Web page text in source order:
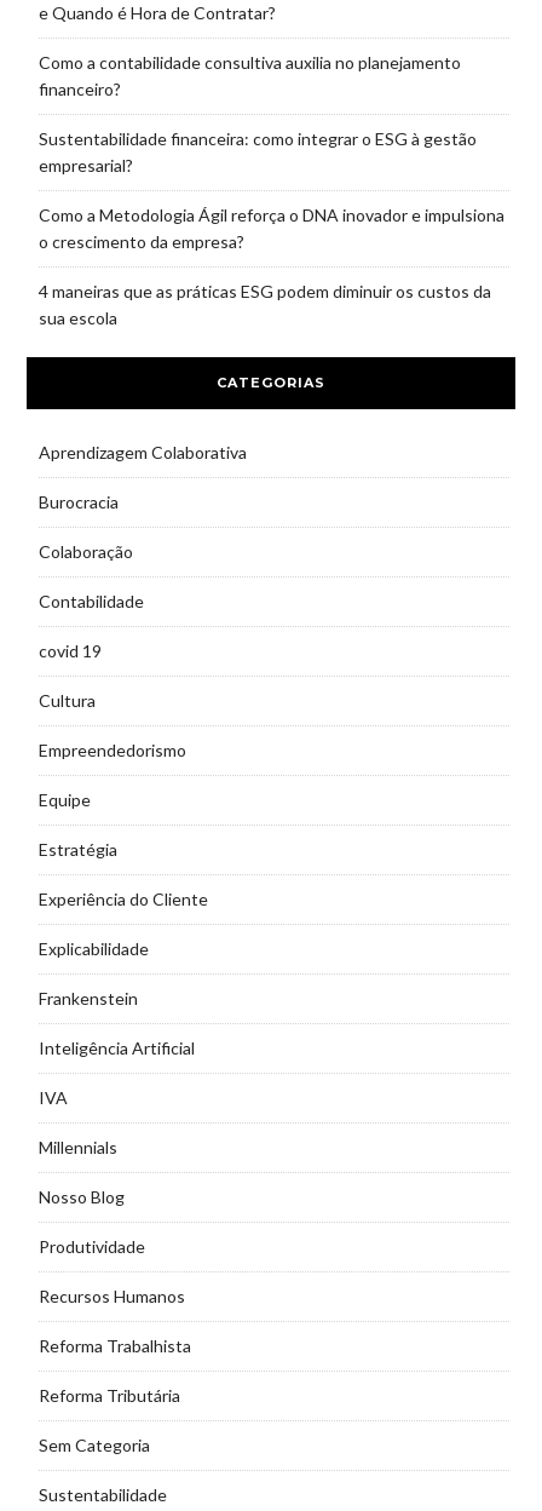
e Quando é Hora de Contratar?
Como a contabilidade consultiva auxilia no planejamento
financeiro?
Sustentabilidade financeira: como integrar o ESG à gestão
empresarial?
Como a Metodologia Ágil reforça o DNA inovador e impulsiona
o crescimento da empresa?
4 maneiras que as práticas ESG podem diminuir os custos da
sua escola
CATEGORIAS
Aprendizagem Colaborativa
Burocracia
Colaboração
Contabilidade
covid 19
Cultura
Empreendedorismo
Equipe
Estratégia
Experiência do Cliente
Explicabilidade
Frankenstein
Inteligência Artificial
IVA
Millennials
Nosso Blog
Produtividade
Recursos Humanos
Reforma Trabalhista
Reforma Tributária
Sem Categoria
Sustentabilidade